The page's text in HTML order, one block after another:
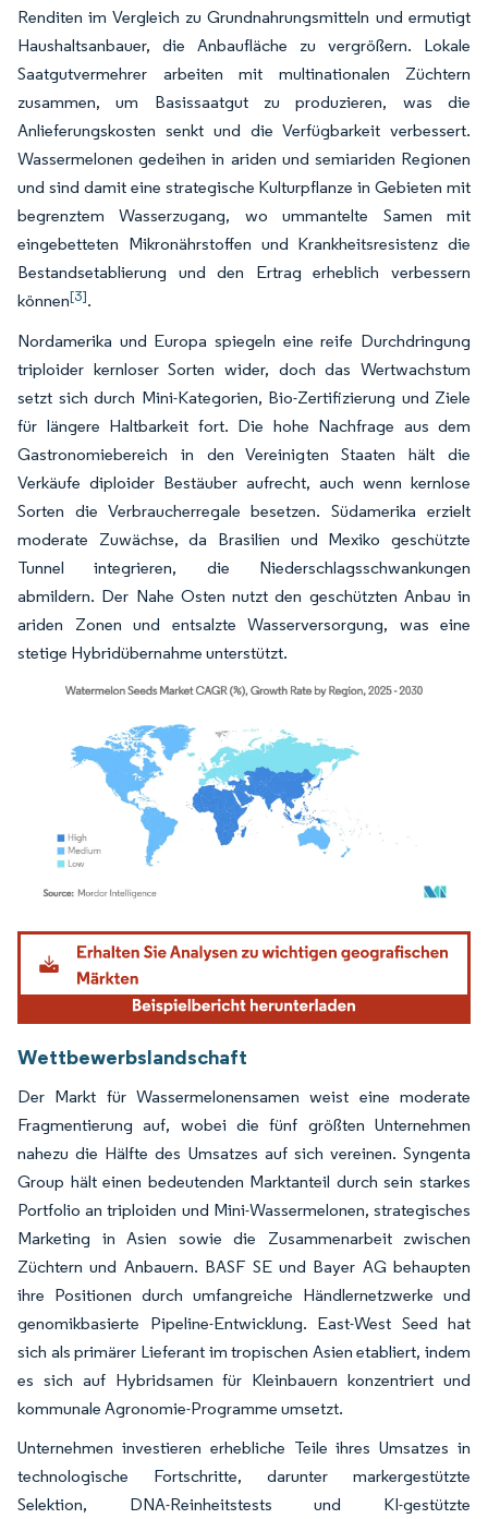
Renditen im Vergleich zu Grundnahrungsmitteln und ermutigt
Haushaltsanbauer, die Anbaufläche zu vergrößern. Lokale
Saatgutvermehrer arbeiten mit multinationalen Züchtern
zusammen, um Basissaatgut zu produzieren, was die
Anlieferungskosten senkt und die Verfügbarkeit verbessert.
Wassermelonen gedeihen in ariden und semiariden Regionen
und sind damit eine strategische Kulturpflanze in Gebieten mit
begrenztem Wasserzugang, wo ummantelte Samen mit
eingebetteten Mikronährstoffen und Krankheitsresistenz die
Bestandsetablierung und den Ertrag erheblich verbessern
können[3].
Nordamerika und Europa spiegeln eine reife Durchdringung
triploider kernloser Sorten wider, doch das Wertwachstum
setzt sich durch Mini-Kategorien, Bio-Zertifizierung und Ziele
für längere Haltbarkeit fort. Die hohe Nachfrage aus dem
Gastronomiebereich in den Vereinigten Staaten hält die
Verkäufe diploider Bestäuber aufrecht, auch wenn kernlose
Sorten die Verbraucherregale besetzen. Südamerika erzielt
moderate Zuwächse, da Brasilien und Mexiko geschützte
Tunnel integrieren, die Niederschlagsschwankungen
abmildern. Der Nahe Osten nutzt den geschützten Anbau in
ariden Zonen und entsalzte Wasserversorgung, was eine
stetige Hybridübernahme unterstützt.
Bild © Mordor Intelligence. Wiederverwendung erfordert Namensnennung gemäß
Wettbewerbslandschaft
Der Markt für Wassermelonensamen weist eine moderate
Fragmentierung auf, wobei die fünf größten Unternehmen
nahezu die Hälfte des Umsatzes auf sich vereinen. Syngenta
Group hält einen bedeutenden Marktanteil durch sein starkes
Portfolio an triploiden und Mini-Wassermelonen, strategisches
Marketing in Asien sowie die Zusammenarbeit zwischen
Züchtern und Anbauern. BASF SE und Bayer AG behaupten
ihre Positionen durch umfangreiche Händlernetzwerke und
genomikbasierte Pipeline-Entwicklung. East-West Seed hat
sich als primärer Lieferant im tropischen Asien etabliert, indem
es sich auf Hybridsamen für Kleinbauern konzentriert und
kommunale Agronomie-Programme umsetzt.
Unternehmen investieren erhebliche Teile ihres Umsatzes in
technologische Fortschritte, darunter markergestützte
Selektion, DNA-Reinheitstests und KI-gestützte